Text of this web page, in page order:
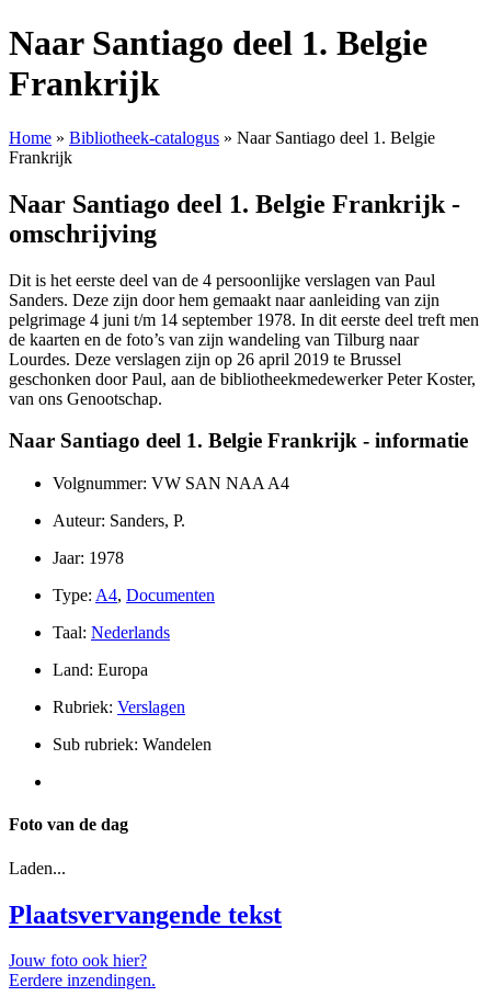
Naar Santiago deel 1. Belgie
Frankrijk
Home » Bibliotheek-catalogus » Naar Santiago deel 1. Belgie
Frankrijk
Naar Santiago deel 1. Belgie Frankrijk -
omschrijving
Dit is het eerste deel van de 4 persoonlijke verslagen van Paul
Sanders. Deze zijn door hem gemaakt naar aanleiding van zijn
pelgrimage 4 juni t/m 14 september 1978. In dit eerste deel treft men
de kaarten en de foto’s van zijn wandeling van Tilburg naar
Lourdes. Deze verslagen zijn op 26 april 2019 te Brussel
geschonken door Paul, aan de bibliotheekmedewerker Peter Koster,
van ons Genootschap.
Naar Santiago deel 1. Belgie Frankrijk - informatie
Volgnummer: VW SAN NAA A4
Auteur: Sanders, P.
Jaar: 1978
Type: A4, Documenten
Taal: Nederlands
Land: Europa
Rubriek: Verslagen
Sub rubriek: Wandelen
Foto van de dag
Laden...
Plaatsvervangende tekst
Jouw foto ook hier?
Eerdere inzendingen.